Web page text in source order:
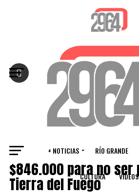
+ NOTICIAS RÍO GRANDE
CULTURA VIDEOS
PROVINCIALES
$846.000 para no ser
Tierra del Fuego
Salir de la versión